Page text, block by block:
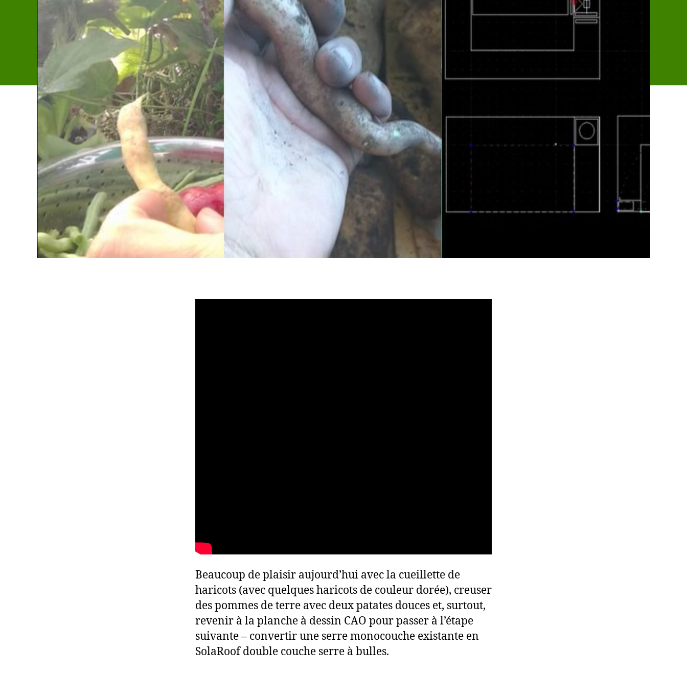
Beaucoup de plaisir aujourd’hui avec la cueillette de
haricots (avec quelques haricots de couleur dorée), creuser
des pommes de terre avec deux patates douces et, surtout,
revenir à la planche à dessin CAO pour passer à l’étape
suivante – convertir une serre monocouche existante en
SolaRoof double couche serre à bulles.